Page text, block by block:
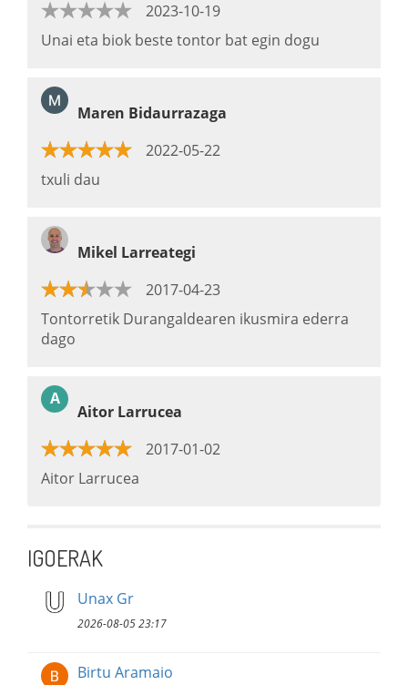
2023-10-19
Unai eta biok beste tontor bat egin dogu
Maren Bidaurrazaga
2022-05-22
txuli dau
Mikel Larreategi
2017-04-23
Tontorretik Durangaldearen ikusmira ederra
dago
A
Aitor Larrucea
2017-01-02
Aitor Larrucea
IGOERAK
Unax Gr
2026-08-05 23:17
Birtu Aramaio